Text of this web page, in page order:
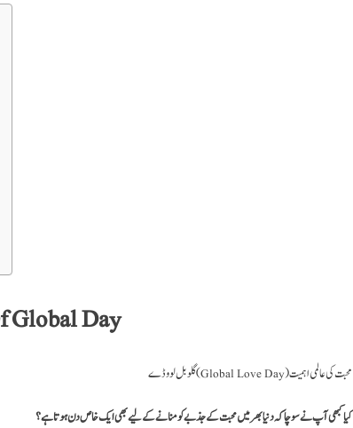
Global Day
گلوبل لوو ڈے (Global Love Day) محبت کی عالمی اہمیت
کیا کبھی آپ نے سوچا کہ دنیا بھر میں محبت کے جذبے کو منانے کے لیے بھی ایک خاص دن ہوتا ہے؟